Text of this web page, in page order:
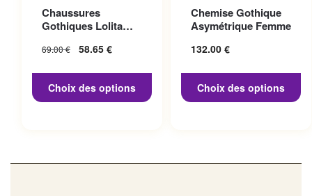
Chaussures
Gothiques Lolita
69.00€
Le prix initial
58.65 €
58.65 €.
Choix des options
variations. Les options
peuvent être choisies sur la
page du produit
Chemise Gothique
Asymétrique Femme
132.00 €
Choix des options
variations. Les options
peuvent être choisies sur la
page du produit